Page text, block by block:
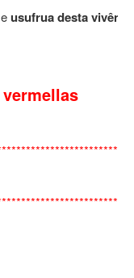
usufrua desta